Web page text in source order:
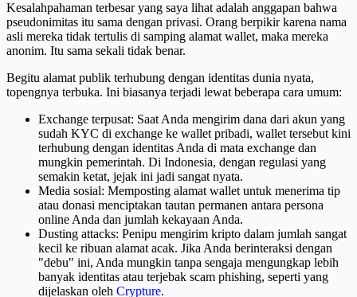
Kesalahpahaman terbesar yang saya lihat adalah anggapan bahwa
pseudonimitas itu sama dengan privasi. Orang berpikir karena nama
asli mereka tidak tertulis di samping alamat wallet, maka mereka
anonim. Itu sama sekali tidak benar.
Begitu alamat publik terhubung dengan identitas dunia nyata,
topengnya terbuka. Ini biasanya terjadi lewat beberapa cara umum:
Exchange terpusat: Saat Anda mengirim dana dari akun yang
sudah KYC di exchange ke wallet pribadi, wallet tersebut kini
terhubung dengan identitas Anda di mata exchange dan
mungkin pemerintah. Di Indonesia, dengan regulasi yang
semakin ketat, jejak ini jadi sangat nyata.
Media sosial: Memposting alamat wallet untuk menerima tip
atau donasi menciptakan tautan permanen antara persona
online Anda dan jumlah kekayaan Anda.
Dusting attacks: Penipu mengirim kripto dalam jumlah sangat
kecil ke ribuan alamat acak. Jika Anda berinteraksi dengan
"debu" ini, Anda mungkin tanpa sengaja mengungkap lebih
banyak identitas atau terjebak scam phishing, seperti yang
dijelaskan oleh Crypture.